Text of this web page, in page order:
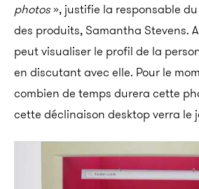
photos», justifie la responsable
des produits, Samantha Stevens.
peut visualiser le profil de la
en discutant avec elle. Pour le
combien de temps durera cette
cette déclinaison desktop verra le